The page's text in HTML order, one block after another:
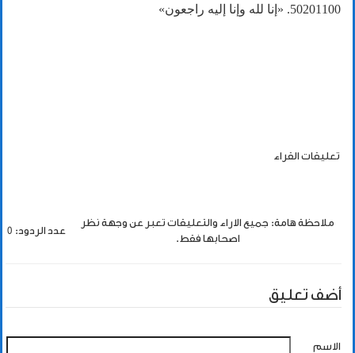
50201100. «إنا لله وإنا إليه راجعون»
تعليقات القراء
ملاحظة هامة: جميع الاراء والتعليقات تعبر عن وجهة نظر
اصحابها فقط.
عدد الردود: 0
أضف تعليق
الاسم